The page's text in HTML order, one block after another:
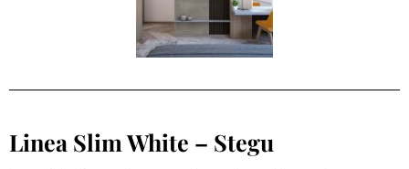
Linea Slim White – Stegu